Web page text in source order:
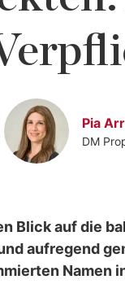
Pia
DM
Blick auf die
aufregend
Namen